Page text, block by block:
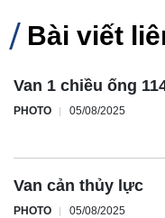
Bài viết
Van 1 chiều ống
PHOTO 05/08/2025
Van cản thủy lực
PHOTO 05/08/2025